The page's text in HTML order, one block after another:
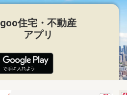
goo住宅・不動産
アプリ